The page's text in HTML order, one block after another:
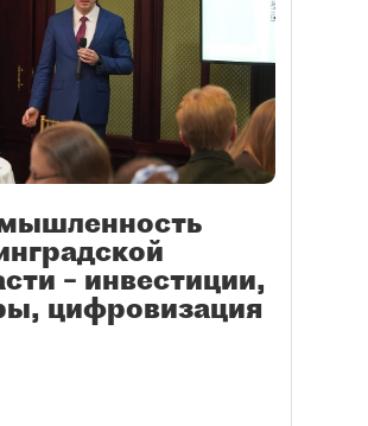
– инвестиции,
цифровизация